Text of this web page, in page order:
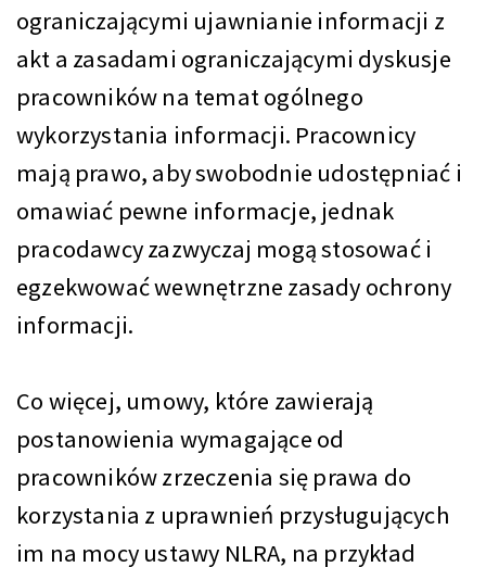
ograniczającymi ujawnianie informacji z
akt a zasadami ograniczającymi dyskusje
pracowników na temat ogólnego
wykorzystania informacji. Pracownicy
mają prawo, aby swobodnie udostępniać i
omawiać pewne informacje, jednak
pracodawcy zazwyczaj mogą stosować i
egzekwować wewnętrzne zasady ochrony
informacji.
Co więcej, umowy, które zawierają
postanowienia wymagające od
pracowników zrzeczenia się prawa do
korzystania z uprawnień przysługujących
im na mocy ustawy NLRA, na przykład